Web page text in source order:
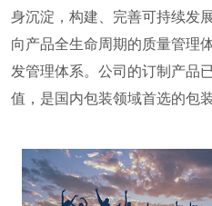
身沉淀，构建、完善可持续发
向产品全生命周期的质量管理
发管理体系。公司的订制产品
值， 是国内包装领域首选的包